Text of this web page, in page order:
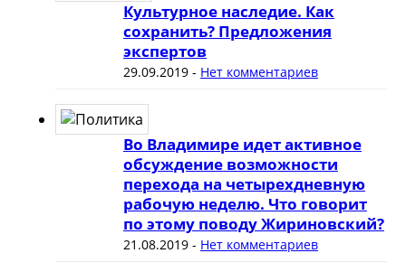
Культурное наследие. Как
сохранить? Предложения
экспертов
29.09.2019- Нет комментариев
Во Владимире идет активное
обсуждение возможности
перехода на четырехдневную
рабочую неделю. Что говорит
по этому поводу Жириновский?
21.08.2019- Нет комментариев